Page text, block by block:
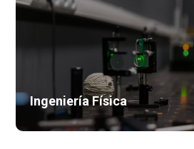
Ingeniería Física